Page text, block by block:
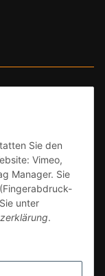
Sie den
Vimeo,
Manager. Sie
unter
.